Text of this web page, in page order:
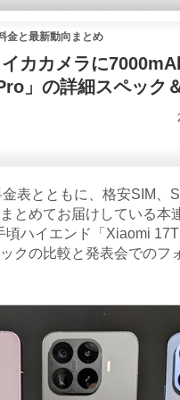
金と最新動向まとめ
カカメラに
」の詳細スペック
表とともに、格安SIM、
とめてお届けしている本
ハイエンド「Xiaomi 17T
クの比較と発表会でのフ